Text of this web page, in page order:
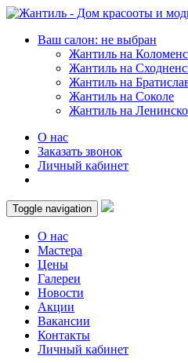
Ваш салон: не выбран
Жантиль на
Жантиль на
Жантиль на
Жантиль на Соколе
Жантиль на
О нас
Заказать звонок
Личный кабинет
Toggle navigation
О нас
Мастера
Цены
Галереи
Новости
Акции
Вакансии
Контакты
Личный кабинет